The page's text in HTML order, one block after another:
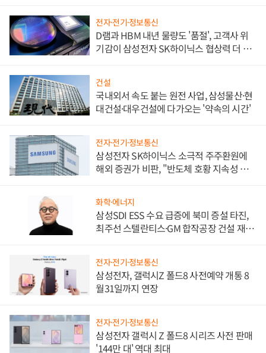
전자·전기·정보통신
D램과 HBM 내년 물량도 '품절', 고객사 위
기감이 삼성전자 SK하이닉스 협상력 더 키
건설
국내외서 속도 붙는 원전 사업, 삼성물산·현
대건설·대우건설에 다가오는 '약속의 시간'
전자·전기·정보통신
삼성전자 SK하이닉스 소극적 주주환원에
해외 증권가 비판, "반도체 호황 지속성 의
화학·에너지
삼성SDI ESS 수요 급증에 북미 증설 타진,
최주선 스텔란티스·GM 합작공장 건설 재추
전자·전기·정보통신
삼성전자, 갤럭시Z 폴드8 사전예약 개통 8
월31일까지 연장
전자·전기·정보통신
삼성전자 갤럭시 Z 폴드8 시리즈 사전 판매
'144만 대' 역대 최대